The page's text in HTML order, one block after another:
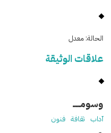
الحالة: معدل
علاقات الوثيقة
وسومـــــ
آداب ثقافة فنون